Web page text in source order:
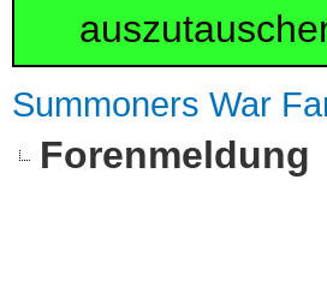
Summoners War
Forenmeldung